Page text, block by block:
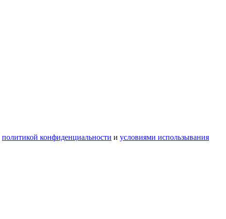
политикой конфиденциальности и условиями использывания